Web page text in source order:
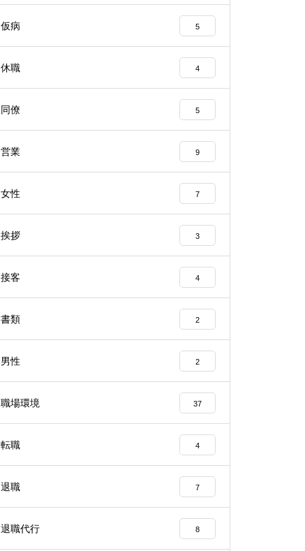
仮病 5
休職 4
同僚 5
営業 9
女性 7
挨拶 3
接客 4
書類 2
男性 2
職場環境 37
転職 4
退職 7
退職代行 8